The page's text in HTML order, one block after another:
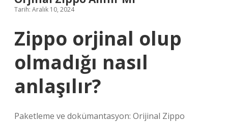
Tarih: Aralık 10, 2024
Zippo orjinal olup
olmadığı nasıl
anlaşılır?
Paketleme ve dokümantasyon: Orijinal Zippo